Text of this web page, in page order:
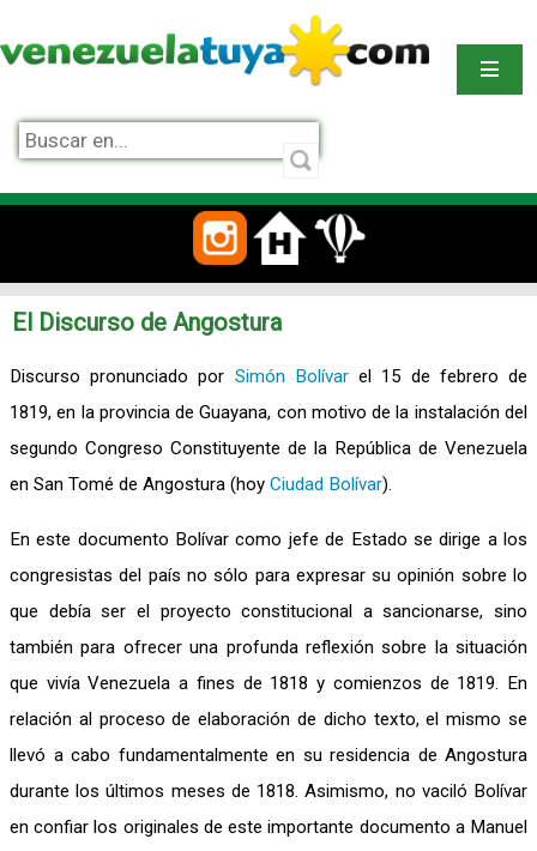
El Discurso de Angostura
Discurso pronunciado por Simón Bolívarel 15 de febrero de
1819, en la provincia de Guayana, con motivo de la instalación del
segundo Congreso Constituyente de la República de Venezuela
en San Tomé de Angostura (hoy Ciudad Bolívar).
En este documento Bolívar como jefe de Estado se dirige a los
congresistas del país no sólo para expresar su opinión sobre lo
que debía ser el proyecto constitucional a sancionarse, sino
también para ofrecer una profunda reflexión sobre la situación
que vivía Venezuela a fines de 1818 y comienzos de 1819. En
relación al proceso de elaboración de dicho texto, el mismo se
llevó a cabo fundamentalmente en su residencia de Angostura
durante los últimos meses de 1818. Asimismo, no vaciló Bolívar
en confiar los originales de este importante documento a Manuel